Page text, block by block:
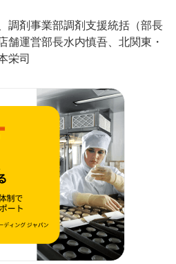
調剤事業部調剤支援統括（部長
舗運営部長水内慎吾、北関東・
栄司